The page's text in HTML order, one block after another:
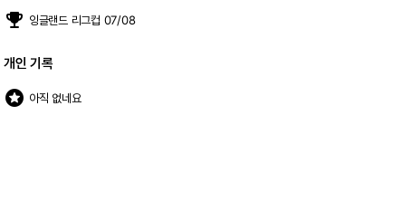
emoji_events 잉글랜드 리그컵 07/08
개인 기록
stars 아직 없네요